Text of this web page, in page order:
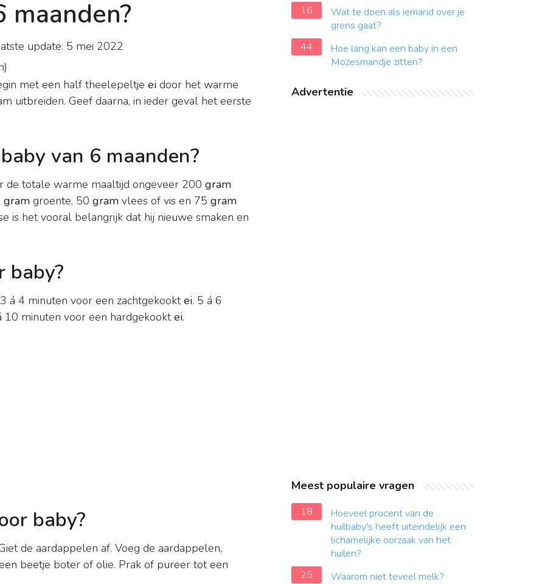
maanden?
update: 5 mei 2022
)
met een half theelepeltje ei door het warme
uitbreiden. Geef daarna, in ieder geval het eerste
van 6 maanden?
de totale warme maaltijd ongeveer 200 gram
gram groente, 50 gram vlees of vis en 75 gram
is het vooral belangrijk dat hij nieuwe smaken en
baby?
á 4 minuten voor een zachtgekooktei. 5 á 6
10 minuten voor een hardgekooktei.
baby?
de aardappelen af. Voeg de aardappelen,
beetje boter of olie. Prak of pureer tot een
16
Wat te doen als iemand over je
grens gaat?
44
Hoe lang kan een baby in een
Mozesmandje zitten?
Advertentie
Meest populaire vragen
18
Hoeveel procent van de
huilbaby's heeft uiteindelijk een
lichamelijke oorzaak van het
huilen?
25
Waarom niet teveel melk?